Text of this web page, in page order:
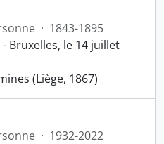
· 1843-1895
Bruxelles, le 14 juillet
(Liège, 1867)
· 1932-2022